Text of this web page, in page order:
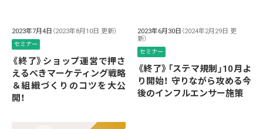
2023年7月4日 （2023年8月10日 更新）
セミナー
《終了》ショップ運営で押さ
えるべきマーケティング戦略
＆組織づくりのコツを大公
開！
2023年6月30日 （2024年2月29日 更
新）
セミナー
《終了》「ステマ規制」10月よ
り開始！ 守りながら攻める今
後のインフルエンサー施策